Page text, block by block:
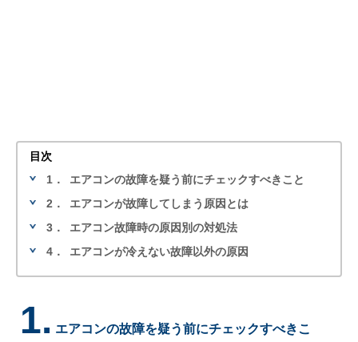
目次
1．
エアコンの故障を疑う前にチェックすべきこと
2．
エアコンが故障してしまう原因とは
3．
エアコン故障時の原因別の対処法
4．
エアコンが冷えない故障以外の原因
1. エアコンの故障を疑う前にチェックすべきこ